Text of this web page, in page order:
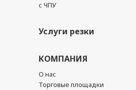
с ЧПУ
Услуги резки
КОМПАНИЯ
О нас
Торговые площадки